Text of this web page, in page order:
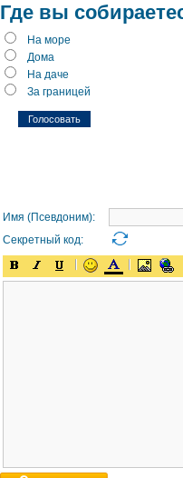
Где вы
На море
Дома
На даче
За границей
Имя (Псевдоним):
Секретный код: